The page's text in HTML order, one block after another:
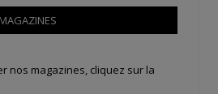
nos magazines, cliquez sur la